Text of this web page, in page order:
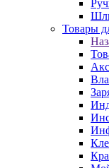
Товары